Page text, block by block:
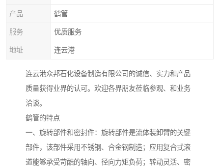
产品 鹤管
服务 优质服务
地址 连云港
连云港众邦石化设备制造有限公司的诚信、实力和产品
质量获得业界的认可。欢迎各界朋友莅临参观、和业务
洽谈。
鹤管的特点
一、旋转部件和密封件：旋转部件是流体装卸臂的关键
部件，该部件采用不锈钢、合金钢制造；应用复合式滚
道能够承受苛酷的轴向、径向力矩负荷；转动灵活、密